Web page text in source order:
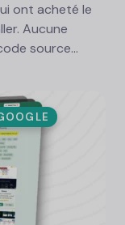
ont acheté le
Aucune
source...